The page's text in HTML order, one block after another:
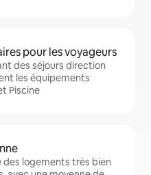
pour les voyageurs
des séjours direction
les équipements
Piscine
des logements très bien